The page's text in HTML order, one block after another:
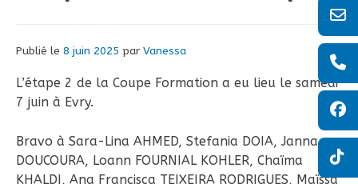
Publié le 8 juin 2025 par Vanessa
L’étape 2 de la Coupe Formation a eu lieu le samedi
7 juin à Evry.
Bravo à Sara-Lina AHMED, Stefania DOIA, Janna
DOUCOURA, Loann FOURNIAL KOHLER, Chaïma
KHALDI, Ana Francisca TEIXEIRA RODRIGUES, Maïssa